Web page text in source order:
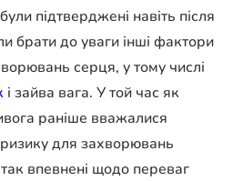
підтверджені навіть після
брати до уваги інші фактори
серця, у тому числі
і зайва вага. У той час як
раніше вважалися
для захворювань
впевнені щодо переваг